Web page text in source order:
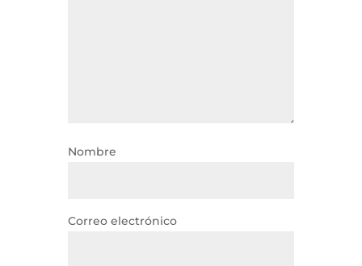
Nombre
Correo electrónico